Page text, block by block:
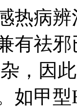
热病
有祛
，因
如甲